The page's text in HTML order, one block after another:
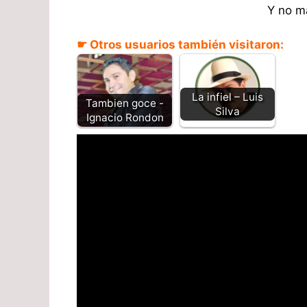
Y no
☛ Otros usuarios también visitaron:
Tambien goce -
Ignacio Rondon
La infiel – Luis
Silva